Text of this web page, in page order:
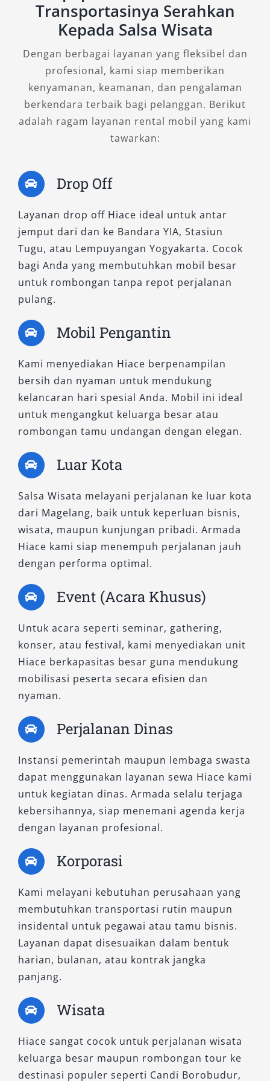
tambahan yang menunjang kenyamanan
perjalanan jauh. Cocok untuk penjemputan
tamu VIP, acara keluarga, kunjungan bisnis,
maupun perjalanan antar kota ke Bandara YIA
atau Stasiun Tugu dan Lempuyangan. Dengan
desain elegan dan performa mesin yang
tangguh, HiAce Premio Luxury memberikan
kesan profesional dan prestisius.
3. HiAce Commuter
Untuk kebutuhan angkut penumpang dalam
jumlah lebih banyak, HiAce Commuter menjadi
solusi paling efisien. Mampu menampung
hingga 15–16 penumpang, tipe ini sangat ideal
untuk rombongan sekolah, ziarah, perusahaan,
atau kegiatan komunitas. Kendaraan ini
dirancang untuk kenyamanan jangka panjang,
dilengkapi AC ganda dan kursi ergonomis,
serta bagasi cukup untuk keperluan kelompok.
Rental HiAce Commuter cocok digunakan untuk
perjalanan harian 24 jam, sewa bulanan,
hingga charter ke luar kota dengan harga yang
kompetitif.
Dengan menyediakan tiga varian Hiace terbaik
segala bentuk mobilitas Anda di Magelang dan
sekitarnya. Baik memilih kenyamanan elegan
dari Premio Luxury, kepraktisan HiAce Premio,
maupun kapasitas besar dari HiAce Commuter,
kami memastikan setiap perjalanan Anda
berlangsung lancar dan menyenangkan.
Hiace Magelang , silakan hubungi tim kami
sekarang juga. Dapatkan layanan profesional,
armada terbaik, dan pengalaman berkendara
yang berkesan hanya di Salsa Wisata.
Transportasinya Serahkan
Kepada Salsa Wisata
Dengan berbagai layanan yang fleksibel dan
profesional, kami siap memberikan
kenyamanan, keamanan, dan pengalaman
berkendara terbaik bagi pelanggan. Berikut
adalah ragam layanan rental mobil yang kami
tawarkan:
Drop Off
Layanan drop off Hiace ideal untuk antar
jemput dari dan ke Bandara YIA, Stasiun
Tugu, atau Lempuyangan Yogyakarta. Cocok
bagi Anda yang membutuhkan mobil besar
untuk rombongan tanpa repot perjalanan
pulang.
Mobil Pengantin
Kami menyediakan Hiace berpenampilan
bersih dan nyaman untuk mendukung
kelancaran hari spesial Anda. Mobil ini ideal
untuk mengangkut keluarga besar atau
rombongan tamu undangan dengan elegan.
Luar Kota
Salsa Wisata melayani perjalanan ke luar kota
dari Magelang, baik untuk keperluan bisnis,
wisata, maupun kunjungan pribadi. Armada
Hiace kami siap menempuh perjalanan jauh
dengan performa optimal.
Event (Acara Khusus)
Untuk acara seperti seminar, gathering,
konser, atau festival, kami menyediakan unit
Hiace berkapasitas besar guna mendukung
mobilisasi peserta secara efisien dan
nyaman.
Perjalanan Dinas
Instansi pemerintah maupun lembaga swasta
dapat menggunakan layanan sewa Hiace kami
untuk kegiatan dinas. Armada selalu terjaga
kebersihannya, siap menemani agenda kerja
dengan layanan profesional.
Korporasi
Kami melayani kebutuhan perusahaan yang
membutuhkan transportasi rutin maupun
insidental untuk pegawai atau tamu bisnis.
Layanan dapat disesuaikan dalam bentuk
harian, bulanan, atau kontrak jangka
panjang.
Wisata
Hiace sangat cocok untuk perjalanan wisata
keluarga besar maupun rombongan tour ke
destinasi populer seperti Candi Borobudur,